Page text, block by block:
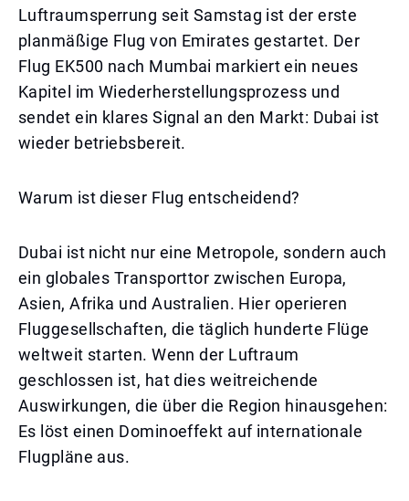
Luftraumsperrung seit Samstag ist der erste
planmäßige Flug von Emirates gestartet. Der
Flug EK500 nach Mumbai markiert ein neues
Kapitel im Wiederherstellungsprozess und
sendet ein klares Signal an den Markt: Dubai ist
wieder betriebsbereit.
Warum ist dieser Flug entscheidend?
Dubai ist nicht nur eine Metropole, sondern auch
ein globales Transporttor zwischen Europa,
Asien, Afrika und Australien. Hier operieren
Fluggesellschaften, die täglich hunderte Flüge
weltweit starten. Wenn der Luftraum
geschlossen ist, hat dies weitreichende
Auswirkungen, die über die Region hinausgehen:
Es löst einen Dominoeffekt auf internationale
Flugpläne aus.